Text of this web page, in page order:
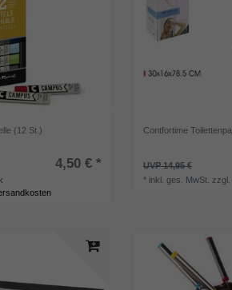
(12 St.)
4,50 € *
Contfortime
UVP 14,95 €
* inkl. ges. MwSt.